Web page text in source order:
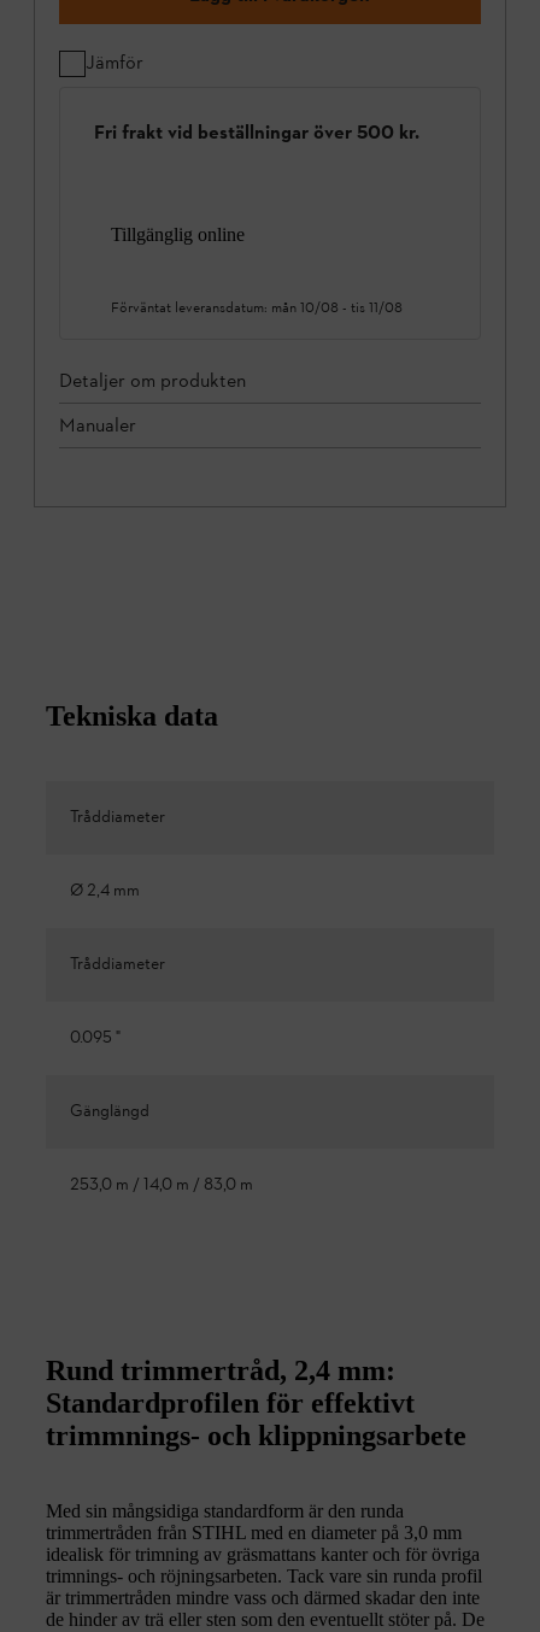
Jämför
Fri frakt vid beställningar över 500 kr.
Tillgänglig online
Förväntat leveransdatum: mån 10/08 - tis 11/08
Detaljer om produkten
Manualer
Tekniska data
Tråddiameter
Ø 2,4 mm
Tråddiameter
0.095 "
Gänglängd
253,0 m / 14,0 m / 83,0 m
Rund trimmertråd, 2,4 mm:
Standardprofilen för effektivt
trimmnings- och klippningsarbete
Med sin mångsidiga standardform är den runda
trimmertråden från STIHL med en diameter på 3,0 mm
idealisk för trimning av gräsmattans kanter och för övriga
trimnings- och röjningsarbeten. Tack vare sin runda profil
är trimmertråden mindre vass och därmed skadar den inte
de hinder av trä eller sten som den eventuellt stöter på. De